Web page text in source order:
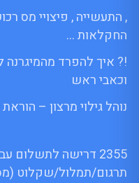
, התעשייה , פיצויי מס
החקלאות …
!? איך להפרד מהמיגרנה
וכאבי ראש
נוהל גילוי מרצון –
2355 דרישה לתשלום
תרגום/תמלול/שקלוט